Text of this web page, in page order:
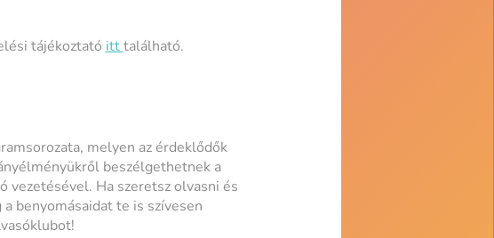
tájékoztató itttalálható.
melyen az érdeklődők
beszélgethetnek a
Ha szeretsz olvasni és
benyomásaidat te is szívesen